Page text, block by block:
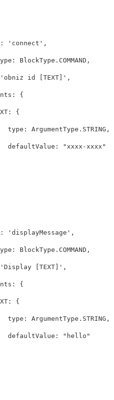
: ' connect ' ,
: BlockType . COMMAND ,
' obniz id [TEXT] ' ,
: {
: {
type : ArgumentType . STRING ,
defaultValue : " xxxx-xxxx "
: ' displayMessage ' ,
: BlockType . COMMAND ,
' Display [TEXT] ' ,
: {
: {
type : ArgumentType . STRING ,
defaultValue : " hello "